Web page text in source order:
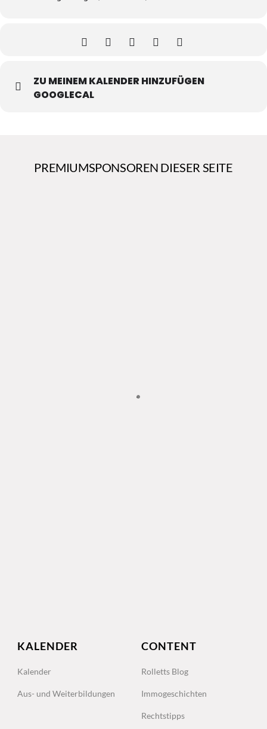
ZU MEINEM KALENDER HINZUFÜGEN
GOOGLECAL
PREMIUMSPONSOREN DIESER SEITE
KALENDER
Kalender
Aus- und Weiterbildungen
CONTENT
Rolletts Blog
Immogeschichten
Rechtstipps